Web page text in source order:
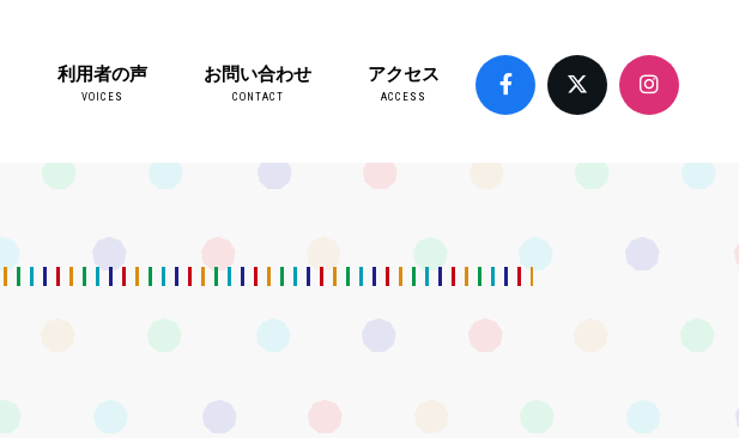
利用者の声
VOICES
お問い合わせ
CONTACT
アクセス
ACCESS